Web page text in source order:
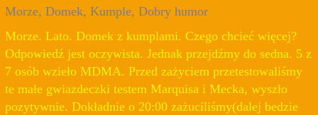
Morze, Domek, Kumple, Dobry humor
Morze. Lato. Domek z kumplami. Czego chcieć więcej?
Odpowiedź jest oczywista. Jednak przejdźmy do sedna. 5 z
7 osób wzieło MDMA. Przed zażyciem przetestowaliśmy
te małe gwiazdeczki testem Marquisa i Mecka, wyszło
pozytywnie. Dokładnie o 20:00 zażuciliśmy(dalej bedzie